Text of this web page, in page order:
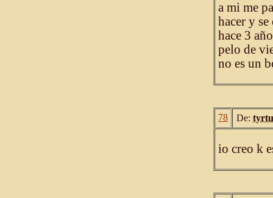
a mi me
hacer y
hace 3
pelo de
no es un
78 De:
io creo k